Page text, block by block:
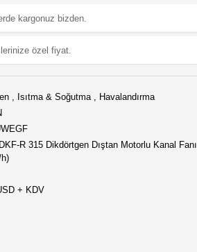
kargonuz bizden.
özel fiyat.
, Isıtma & Soğutma , Havalandırma
R 315 Dikdörtgen Dıştan Motorlu Kanal Fanı
+ KDV